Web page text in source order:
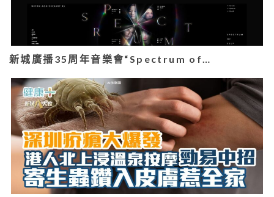
新城廣播35周年音樂會“Spectrum of…